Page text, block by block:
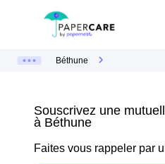
Béthune
Souscrivez une
à Béthune
Faites vous rappeler par